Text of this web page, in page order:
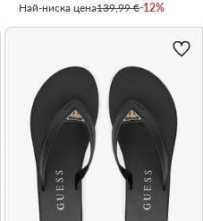
Най-ниска цена139,99 €-12%